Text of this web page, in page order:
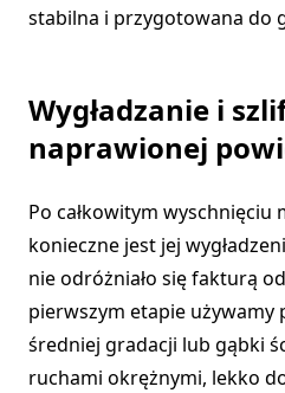
stabilna i przygotowana do
Wygładzanie i
naprawionej
Po całkowitym wyschnięciu
konieczne jest jej
nie odróżniało się fakturą
pierwszym etapie używamy
średniej gradacji lub gąbki
ruchami okrężnymi, lekko